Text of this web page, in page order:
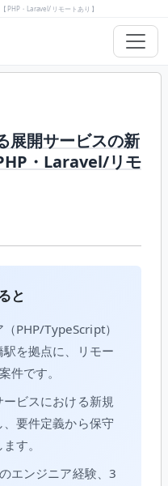
PHP・Laravel/リモートあり】
展開サービスの新
・Laravel/リモ
と
PHP/TypeScript）
を拠点に、リモー
件です。
ビスにおける新規
要件定義から保守
す。
エンジニア経験、3